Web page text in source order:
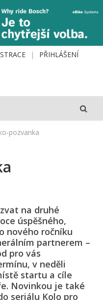
PŘIHLÁŠENÍ
pozvanka
na druhé
úspěšného,
nového ročníku
partnerem –
pro vás
v neděli
startu a cíle
Novinkou je také
seriálu Kolo pro